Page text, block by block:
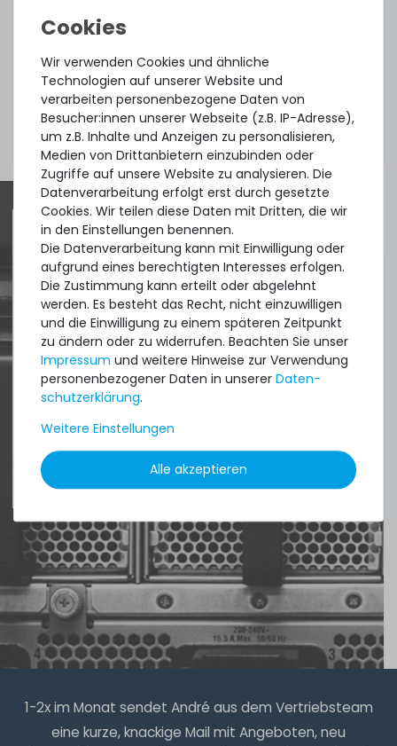
Zustand:
neu, originalverpackt
Lieferumfang:
1x Adapter mit High Profile
Slotblende, 1x Low Profile
Slotblende
Quick shipment for heavy-weigth servers
an perfect state of the machines. Also
great paying options and Euro VAT
managing.
DAVID G.
ausTres Cantos
5.00aus8.500Bewertungen
1-2x im Monat sendet André aus dem Vertriebsteam
eine kurze, knackige Mail mit Angeboten, neu
Wir verwenden Cookies und ähnliche
Technologien auf unserer Website und
verarbeiten personenbezogene Daten von
Besucher:innen unserer Webseite (z.B. IP-Adresse),
um z.B. Inhalte und Anzeigen zu personalisieren,
Medien von Drittanbietern einzubinden oder
Zugriffe auf unsere Website zu analysieren. Die
Datenverarbeitung erfolgt erst durch gesetzte
Cookies. Wir teilen diese Daten mit Dritten, die wir
in den Einstellungen benennen.
Die Datenverarbeitung kann mit Einwilligung oder
aufgrund eines berechtigten Interesses erfolgen.
Die Zustimmung kann erteilt oder abgelehnt
werden. Es besteht das Recht, nicht einzuwilligen
und die Einwilligung zu einem späteren Zeitpunkt
zu ändern oder zu widerrufen. Beachten Sie unser
Impressum und weitere Hinweise zur Verwendung
personenbezogener Daten in unserer Daten­
schutz­erklärung.
Weitere Einstellungen
Alle akzeptieren